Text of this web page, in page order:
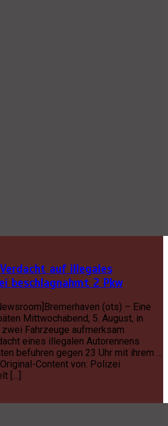
auf illegales
beschlagnahmt 2 Pkw
(ots) – Eine
Mittwochabend, 5. August, in
Fahrzeuge aufmerksam
eines illegalen Autorennens
befuhren gegen 23 Uhr mit ihrem …
Content von: Polizei
[…]